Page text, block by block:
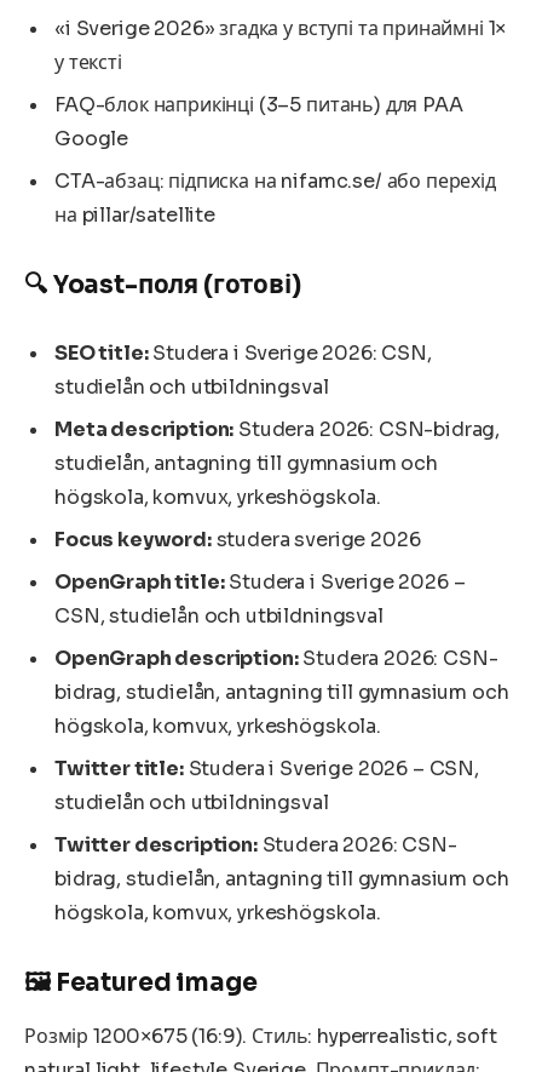
«i Sverige 2026» згадка у вступі та принаймні 1×
у тексті
FAQ-блок наприкінці (3–5 питань) для PAA
Google
CTA-абзац: підписка на nifamc.se/ або перехід
на pillar/satellite
🔍 Yoast-поля (готові)
SEO title:Studera i Sverige 2026: CSN,
studielån och utbildningsval
Meta description: Studera 2026: CSN-bidrag,
studielån, antagning till gymnasium och
högskola, komvux, yrkeshögskola.
Focus keyword:studera sverige 2026
OpenGraph title:Studera i Sverige 2026 –
CSN, studielån och utbildningsval
OpenGraph description:Studera 2026: CSN-
bidrag, studielån, antagning till gymnasium och
högskola, komvux, yrkeshögskola.
Twitter title:Studera i Sverige 2026 – CSN,
studielån och utbildningsval
Twitter description:Studera 2026: CSN-
bidrag, studielån, antagning till gymnasium och
högskola, komvux, yrkeshögskola.
🖼️ Featured image
Розмір 1200×675 (16:9). Стиль: hyperrealistic, soft